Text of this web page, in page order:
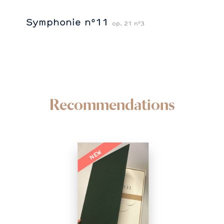
Symphonie n°11 op. 21 n°3
Recommendations
NEW